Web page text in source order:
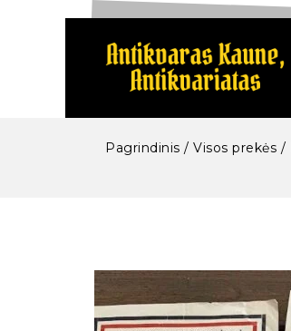
Pagrindinis / Visos prekės /